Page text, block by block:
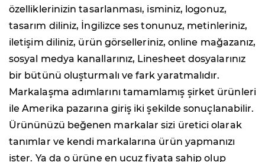
özelliklerinizin tasarlanması, isminiz, logonuz,
tasarım diliniz, İngilizce ses tonunuz, metinleriniz,
iletişim diliniz, ürün görselleriniz, online mağazanız,
sosyal medya kanallarınız, Linesheet dosyalarınız
bir bütünü oluşturmalı ve fark yaratmalıdır.
Markalaşma adımlarını tamamlamış şirket ürünleri
ile Amerika pazarına giriş iki şekilde sonuçlanabilir.
Ürününüzü beğenen markalar sizi üretici olarak
tanımlar ve kendi markalarına ürün yapmanızı
ister. Ya da o ürüne en ucuz fiyata sahip olup